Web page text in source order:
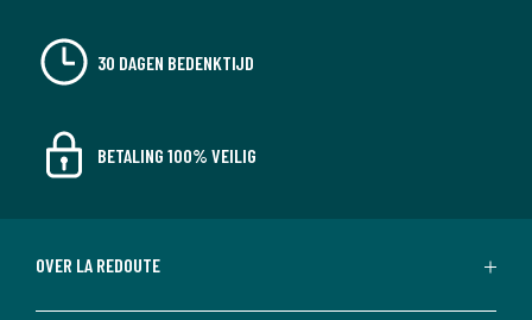
30 DAGEN BEDENKTIJD
BETALING 100% VEILIG
OVER LA REDOUTE